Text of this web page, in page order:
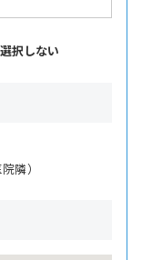
択しない
隣）